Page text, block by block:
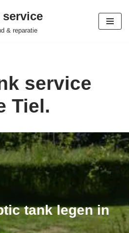
& reparatie
service
Tiel.
tank legen in